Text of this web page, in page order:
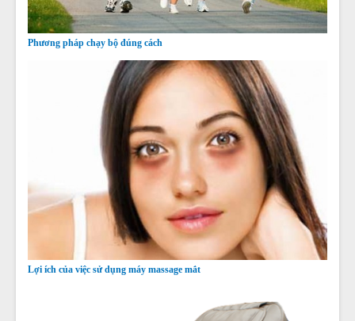
Phương pháp chạy bộ đúng cách
Lợi ích của việc sử dụng máy massage mắt